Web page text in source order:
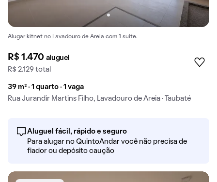
Alugar kitnet no Lavadouro de Areia com 1 suíte.
R$ 1.470 aluguel
R$ 2.129 total
39 m² · 1 quarto · 1 vaga
Rua Jurandir Martins Filho, Lavadouro de Areia · Taubaté
Aluguel fácil, rápido e seguro
Para alugar no QuintoAndar você não precisa de
fiador ou depósito caução